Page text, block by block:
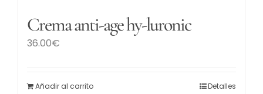
Crema anti-age hy-luronic
36.00€
Añadir al carrito Detalles